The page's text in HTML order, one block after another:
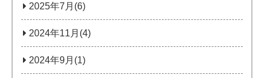
2025年7月(6)
2024年11月(4)
2024年9月(1)